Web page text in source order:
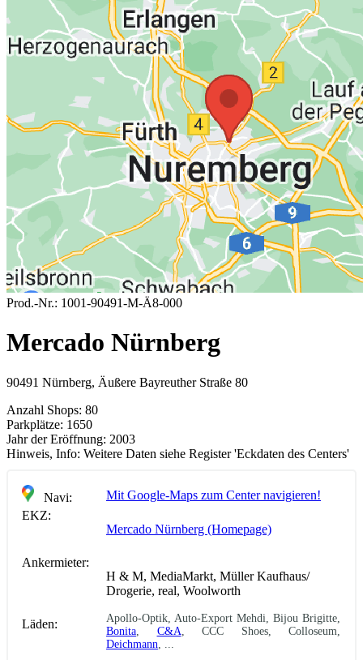
Prod.-Nr.: 1001-90491-M-Ä8-000
Mercado Nürnberg
90491 Nürnberg, Äußere Bayreuther Straße 80
Anzahl Shops: 80
Parkplätze: 1650
Jahr der Eröffnung: 2003
Hinweis, Info: Weitere Daten siehe Register 'Eckdaten des Centers'
Navi:
Mit Google-Maps zum Center navigieren!
EKZ:
Mercado Nürnberg (Homepage)
Ankermieter:
H & M, MediaMarkt, Müller Kaufhaus/
Drogerie, real, Woolworth
Läden:
Apollo-Optik, Auto-Export Mehdi, Bijou Brigitte,
Bonita
C&A , CCC Shoes, Colloseum,
Deichmann